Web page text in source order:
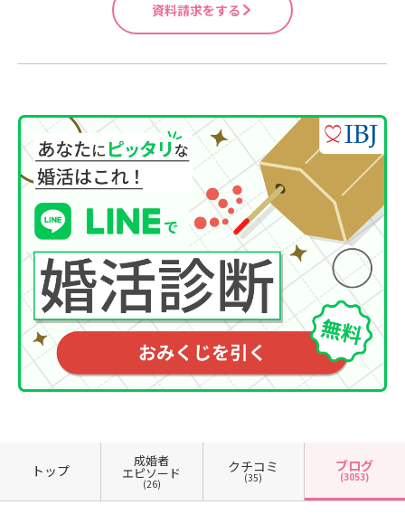
資料請求をする
トップ
成婚者
エピソード
(26)
クチコミ
(35)
ブログ
(3053)